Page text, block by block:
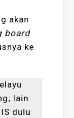
akan
board
ke
lain
dulu